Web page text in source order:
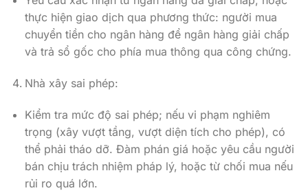
thực hiện giao dịch qua phương thức: người mua
chuyển tiền cho ngân hàng để ngân hàng giải chấp
và trả sổ gốc cho phía mua thông qua công chứng.
Nhà xây sai phép:
Kiểm tra mức độ sai phép; nếu vi phạm nghiêm
trọng (xây vượt tầng, vượt diện tích cho phép), có
thể phải tháo dỡ. Đàm phán giá hoặc yêu cầu người
bán chịu trách nhiệm pháp lý, hoặc từ chối mua nếu
rủi ro quá lớn.